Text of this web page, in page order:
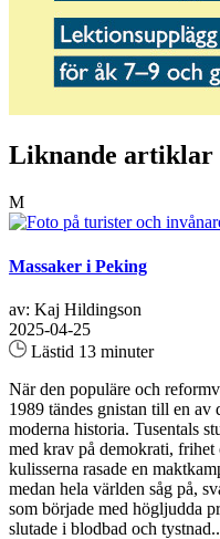
Liknande artiklar
M
Massaker i Peking
av: Kaj Hildingson
2025-04-25
Lästid 13 minuter
När den populäre och
1989 tändes gnistan till en av
moderna historia. Tusentals
med krav på demokrati,
kulisserna rasade en
medan hela världen såg på,
som började med högljudda
slutade i blodbad och